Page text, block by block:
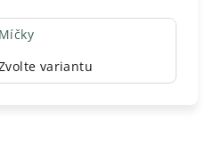
Míčky
variantu